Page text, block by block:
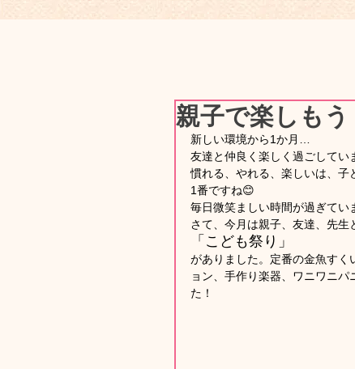
親子で楽しもう
新しい環境から1か月…
友達と仲良く楽しく過ごしてい
慣れる、やれる、楽しいは、子
1番ですね😊
毎日微笑ましい時間が過ぎてい
さて、今月は親子、友達、先
「こども祭り」
がありました。定番の金魚すく
ョン、手作り楽器、ワニワニ
た！